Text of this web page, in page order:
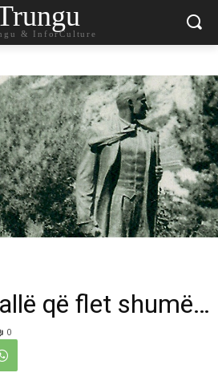
& InforCulture
që flet shumë…
0